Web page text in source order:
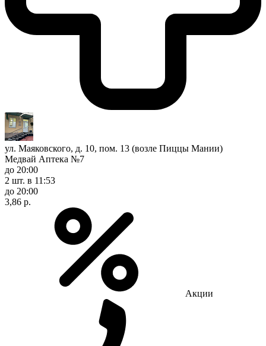
ул. Маяковского, д. 10, пом. 13 (возле Пиццы Мании)
Медвай Аптека №7
до 20:00
2 шт. в 11:53
до 20:00
3,86 р.
Акции